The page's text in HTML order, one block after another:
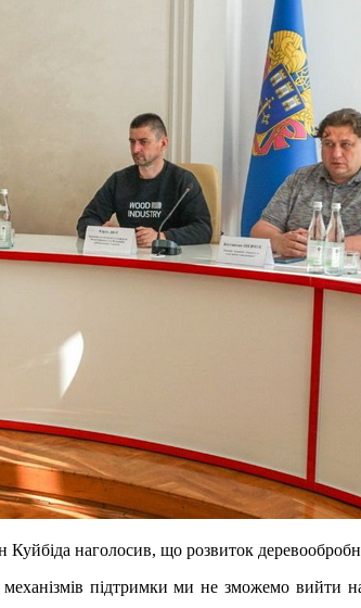
наголосив, що розвиток
підтримки ми не зможемо вийти